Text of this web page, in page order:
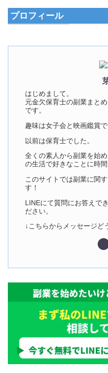
プロフィール
はじめまして。
元金欠保育士の副業まと
です。
趣味は女子会と映画鑑賞で
以前は保育士でした。
全くの素人から副業を始
の生活で好きなことに時
このサイトでは副業に関
す！
LINEにて質問にお答えで
ださい。
↓こちらからメッセージど